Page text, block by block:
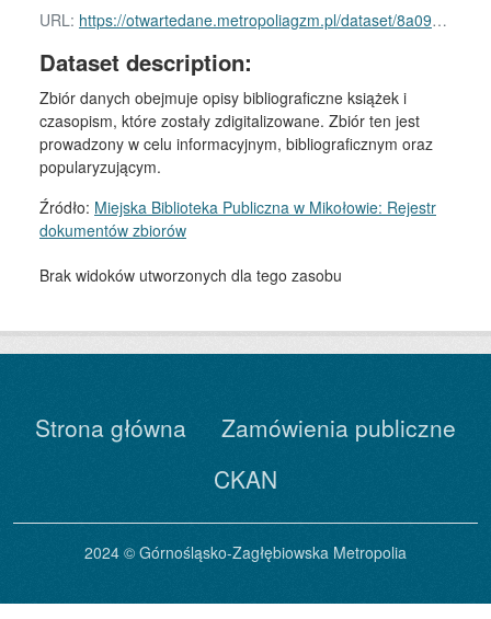
URL: https://otwartedane.metropoliagzm.pl/dataset/8a09a6d1-4562-4b1f-b98c-45f25b59882d/resource/cf73d97e-712f-4d03-a058-25e39b1e60d6/download/dokumenty_biblioteki_miejska_biblioteka_publiczna_mikolow.rdf
Dataset description:
Zbiór danych obejmuje opisy bibliograficzne książek i
czasopism, które zostały zdigitalizowane. Zbiór ten jest
prowadzony w celu informacyjnym, bibliograficznym oraz
popularyzującym.
Źródło: Miejska Biblioteka Publiczna w Mikołowie: Rejestr
dokumentów zbiorów
Brak widoków utworzonych dla tego zasobu
Strona główna
Zamówienia publiczne
CKAN
2024 © Górnośląsko-Zagłębiowska Metropolia